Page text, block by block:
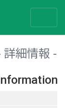
詳細情報